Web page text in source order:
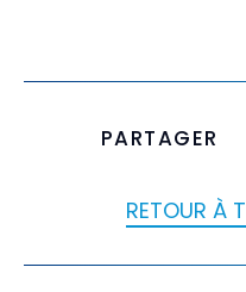
PARTAGER
RETOUR À